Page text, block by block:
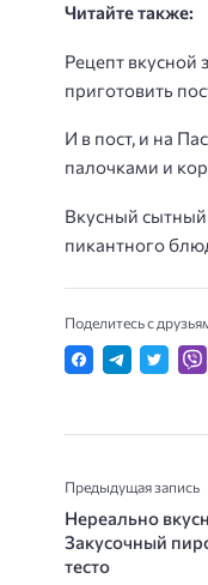
Читайте также:
Рецепт вкусной
приготовить
И в пост, и на
палочками и
Вкусный сытный
пикантного
Поделитесь с
Предыдущая запись
Нереально
Закусочный
тесто